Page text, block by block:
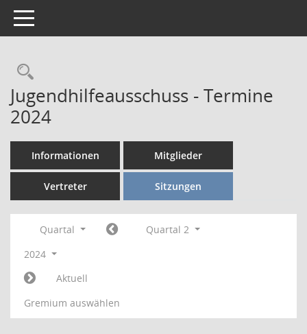
Toggle navigation
Rechercheauswahl
Jugendhilfeausschuss - Termine
2024
Informationen Mitglieder
Vertreter Sitzungen
Quartal
Quartal 2
2024
Aktuell
Gremium auswählen